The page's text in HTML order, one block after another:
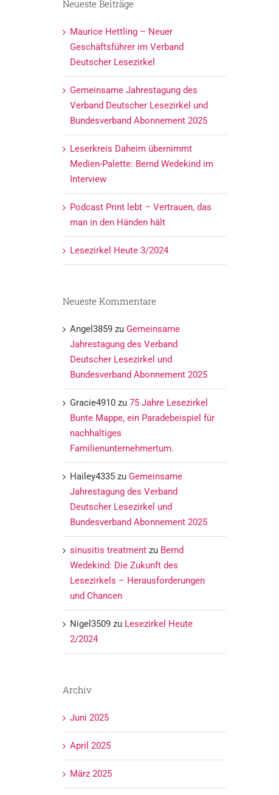
Neueste Beiträge
Maurice Hettling – Neuer
Geschäftsführer im Verband
Deutscher Lesezirkel
Gemeinsame Jahrestagung des
Verband Deutscher Lesezirkel und
Bundesverband Abonnement 2025
Leserkreis Daheim übernimmt
Medien-Palette: Bernd Wedekind im
Interview
Podcast Print lebt – Vertrauen, das
man in den Händen hält
Lesezirkel Heute 3/2024
Neueste Kommentare
Angel3859zu Gemeinsame
Jahrestagung des Verband
Deutscher Lesezirkel und
Bundesverband Abonnement 2025
Gracie4910zu 75 Jahre Lesezirkel
Bunte Mappe, ein Paradebeispiel für
nachhaltiges
Familienunternehmertum.
Hailey4335zu Gemeinsame
Jahrestagung des Verband
Deutscher Lesezirkel und
Bundesverband Abonnement 2025
sinusitis treatmentzu Bernd
Wedekind: Die Zukunft des
Lesezirkels – Herausforderungen
und Chancen
Nigel3509zu Lesezirkel Heute
2/2024
Archiv
Juni 2025
April 2025
März 2025